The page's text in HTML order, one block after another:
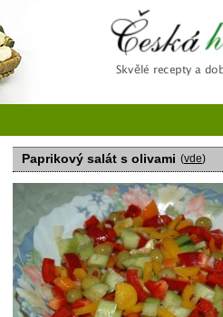
Paprikový salát s olivami (vde)